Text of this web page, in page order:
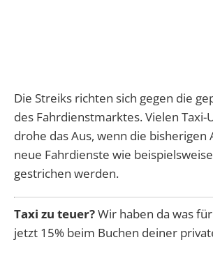
Die Streiks richten sich gegen die
des Fahrdienstmarktes. Vielen
drohe das Aus, wenn die bisherigen
neue Fahrdienste wie
gestrichen werden.
Taxi zu teuer?Wir haben da was
jetzt 15% beim Buchen deiner